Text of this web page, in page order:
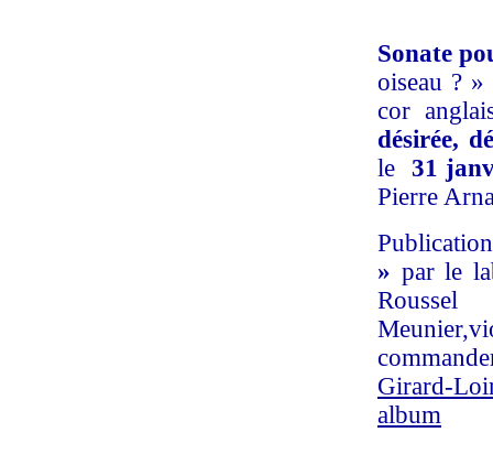
Sonate
oiseau ?
cor
désirée,
le 31
Pierre
» par le
Girard-
album